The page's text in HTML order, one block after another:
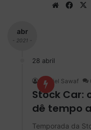
We
Fa
abr
- 2021 -
28 abril
Gabriel Sawaf
Stock Car:
dê tempo
Temporada da